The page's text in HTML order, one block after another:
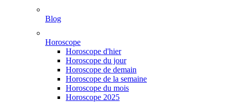
Blog
Horoscope
Horoscope d'hier
Horoscope du jour
Horoscope de demain
Horoscope de la semaine
Horoscope du mois
Horoscope 2025